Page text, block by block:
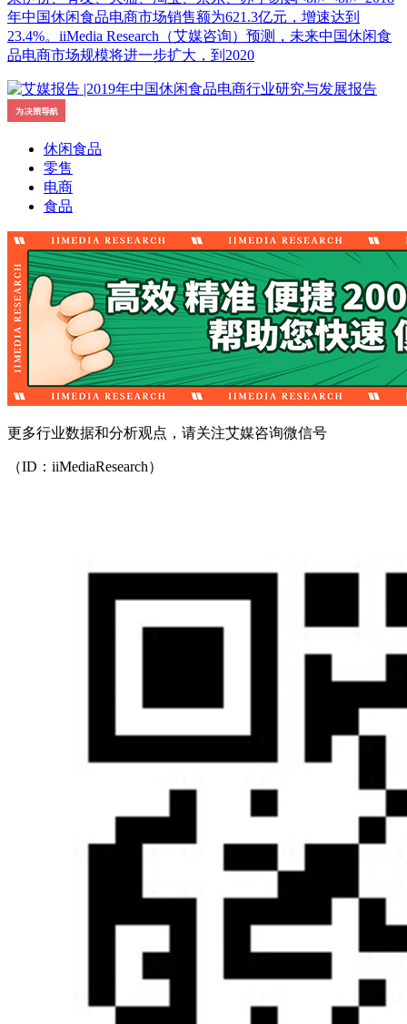
年中国休闲食品电商市场销售额为621.3亿元，增速达到
23.4%。iiMedia Research（艾媒咨询）预测，未来中国休闲食
品电商市场规模将进一步扩大，到2020
休闲食品
零售
电商
食品
更多行业数据和分析观点，请关注艾媒咨询微信号
（ID：iiMediaResearch）